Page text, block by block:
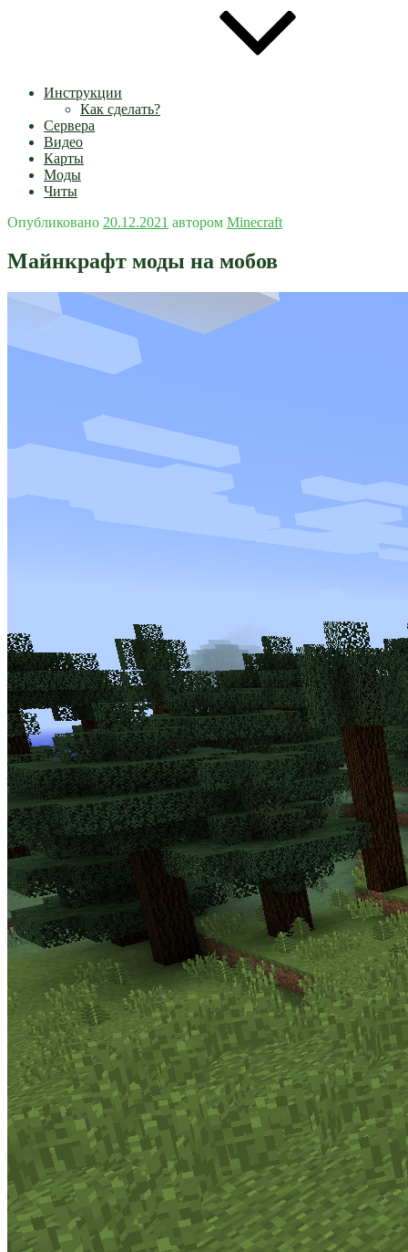
Инструкции
Как сделать?
Сервера
Видео
Карты
Моды
Читы
Опубликовано 20.12.2021 автором Minecraft
Майнкрафт моды на мобов